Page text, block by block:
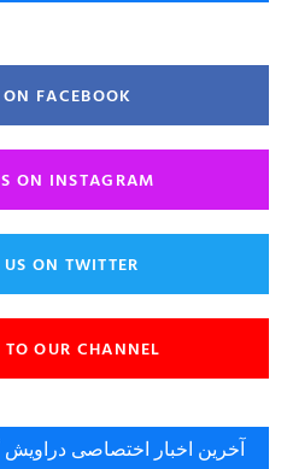
FACEBOOK
ON INSTAGRAM
ON TWITTER
TO OUR CHANNEL
آخرین اخبار اختصاصی دراویش